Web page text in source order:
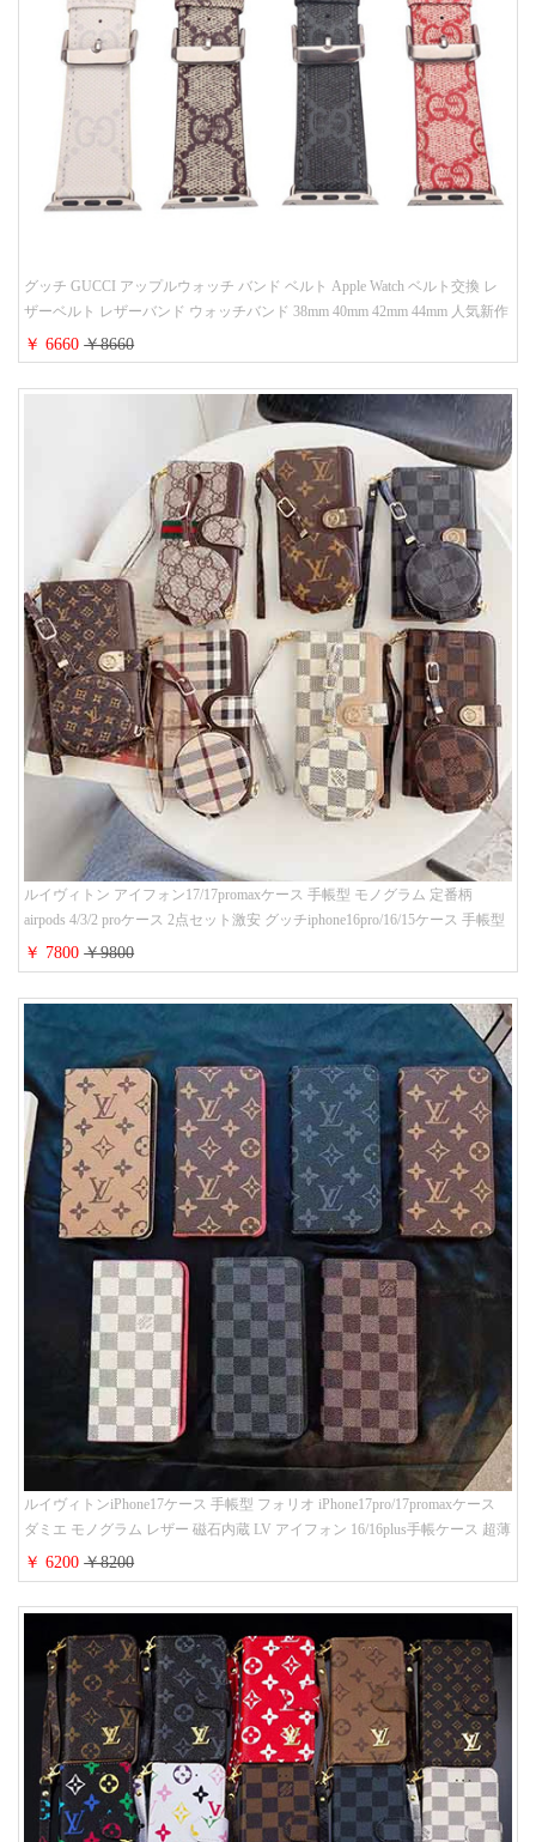
グッチ GUCCI アップルウォッチ バンド ベルト Apple Watch ベルト交換 レ
ザーベルト レザーバンド ウォッチバンド 38mm 40mm 42mm 44mm 人気新作
￥ 6660￥8660
ルイヴィトン アイフォン17/17promaxケース 手帳型 モノグラム 定番柄
airpods 4/3/2 proケース 2点セット激安 グッチiphone16pro/16/15ケース 手帳型
財布カード入り 多機能 ハイ ブランド Galaxy S25/S24/S23手帳カバー おすす
め
￥ 7800￥9800
ルイヴィトンiPhone17ケース 手帳型 フォリオ iPhone17pro/17promaxケース
ダミエ モノグラム レザー 磁石内蔵 LV アイフォン 16/16plus手帳ケース 超薄
ビジネス風 メンズ レディース おしゃれ ブランドiphone15/14/13手帳型スマ
ホケース お 揃い
￥ 6200￥8200